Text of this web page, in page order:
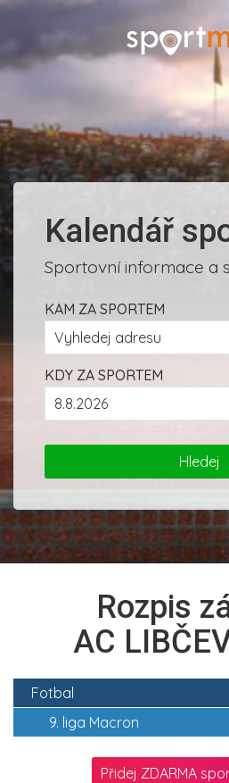
Kalendář
Sportovní informace a
KAM ZA SPORTEM
KDY ZA SPORTEM
Rozpis
AC
Fotbal
9. liga Macron
Přidej ZDARMA